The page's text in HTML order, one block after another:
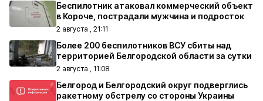
Беспилотник атаковал коммерческий объект
в Короче, пострадали мужчина и подросток
2 августа , 21:11
Более 200 беспилотников ВСУ сбиты над
территорией Белгородской области за сутки
2 августа , 11:08
Белгород и Белгородский округ подверглись
ракетному обстрелу со стороны Украины